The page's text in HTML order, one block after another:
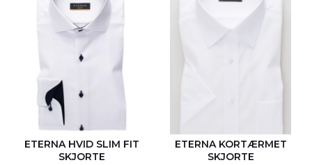
ETERNA HVID SLIM FIT
SKJORTE
ETERNA KORTÆRMET
SKJORTE